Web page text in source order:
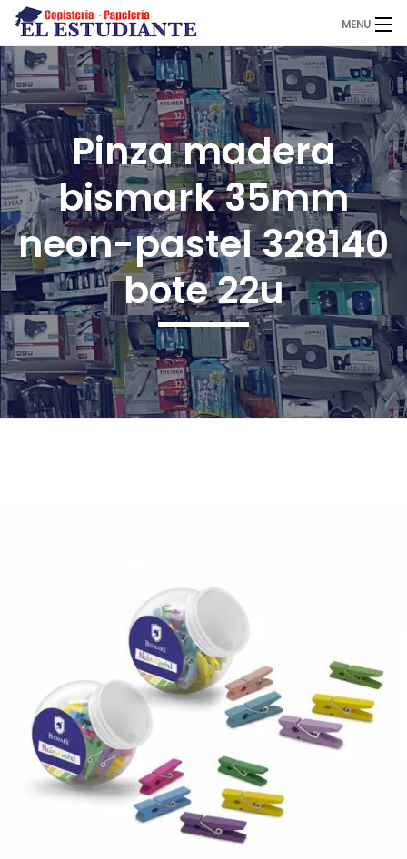
MENU
El Estudiante
Copistería
Papelería
Servicios
Novedades
¡Imprimir!
Pinza madera
bismark 35mm
neon-pastel 328140
bote 22u